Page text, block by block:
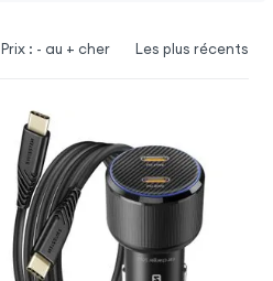
Prix : - au + cher Les plus récents